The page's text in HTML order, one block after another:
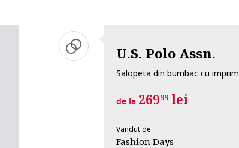
U.S. Polo Assn.
Salopeta din bumbac cu
de la 26999lei
Vandut de
Fashion Days